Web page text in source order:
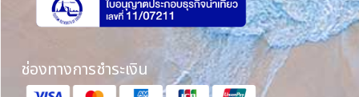
ช่องทางการชำระเงิน